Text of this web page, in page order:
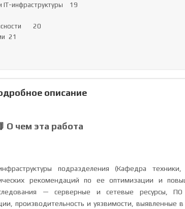
инфраструктуры	19
20
описание
О чем эта работа
подразделения (Кафедра
рекомендаций по ее оптимизации и
— серверные и сетевые ресурсы,
производительность и уязвимости, выявленные в